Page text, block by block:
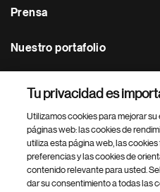
Prensa
Nuestro portafolio
Footer Site Search
Tu privacidad es
Utilizamos cookies para mejorar
páginas web: las cookies de
utiliza esta página web, las
preferencias y las cookies de
contenido relevante para usted.
dar su consentimiento a todas las